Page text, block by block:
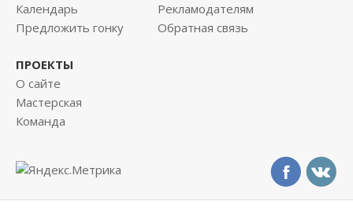
Календарь
Предложить гонку
Рекламодателям
Обратная связь
ПРОЕКТЫ
О сайте
Мастерская
Команда